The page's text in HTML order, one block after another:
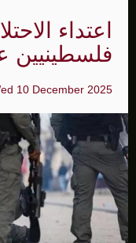
فلسطينيين
10 December 2025